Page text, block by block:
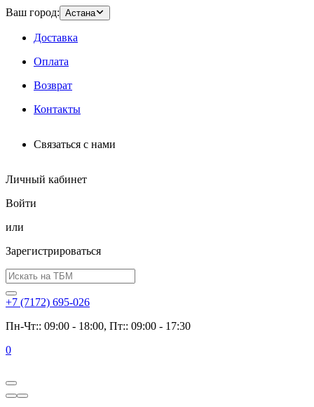
Ваш город: Астана
Доставка
Оплата
Возврат
Контакты
Связаться с нами
Личный кабинет
Войти
или
Зарегистрироваться
+7 (7172) 695-026
Пн-Чт:: 09:00 - 18:00, Пт:: 09:00 - 17:30
0